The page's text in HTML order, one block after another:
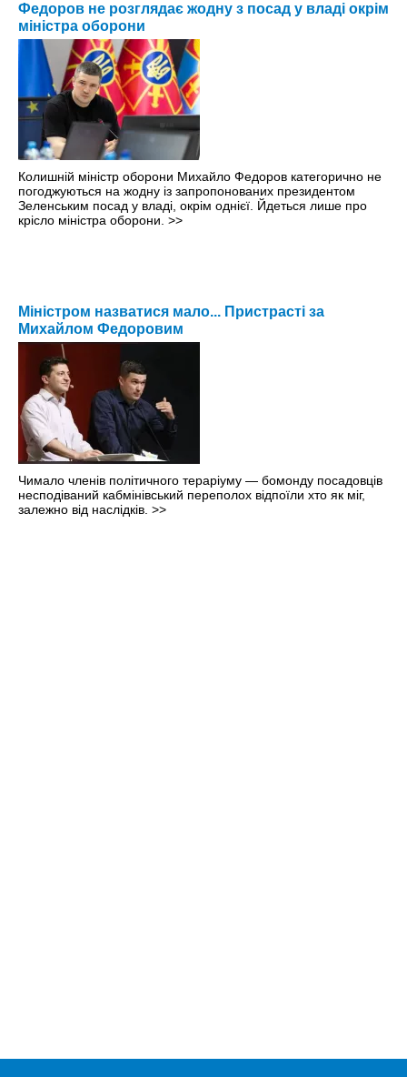
Федоров не розглядає жодну з посад у владі окрім
міністра оборони
Колишній міністр оборони Михайло Федоров категорично не
погоджуються на жодну із запропонованих президентом
Зеленським посад у владі, окрім однієї. Йдеться лише про
крісло міністра оборони. >>
Міністром назватися мало... Пристрасті за
Михайлом Федоровим
Чимало членів політичного тераріуму — бомонду посадовців
несподіваний кабмінівський переполох відпоїли хто як міг,
залежно від наслідків. >>